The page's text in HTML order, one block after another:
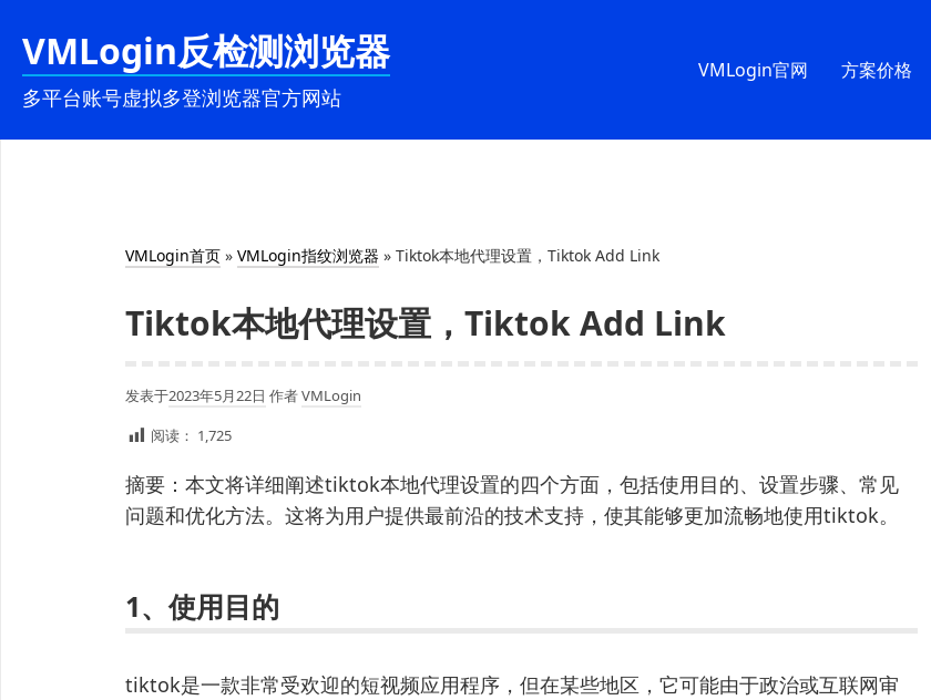
VMLogin反检测浏览器
多平台账号虚拟多登浏览器官方网站
VMLogin官网 方案价格
VMLogin首页 » VMLogin指纹浏览器 » Tiktok本地代理设置，Tiktok Add Link
Tiktok本地代理设置，Tiktok Add Link
发表于2023年5月22日 作者VMLogin
阅读： 1,725
摘要：本文将详细阐述tiktok本地代理设置的四个方面，包括使用目的、设置步骤、常见
问题和优化方法。这将为用户提供最前沿的技术支持，使其能够更加流畅地使用tiktok。
1、使用目的
tiktok是一款非常受欢迎的短视频应用程序，但在某些地区，它可能由于政治或互联网审